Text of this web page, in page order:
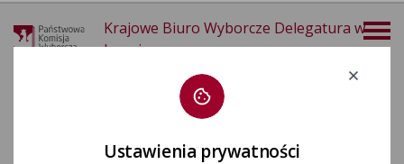
Krajowe Biuro Wyborcze Delegatura w
Legnicy
Ustawienia prywatności